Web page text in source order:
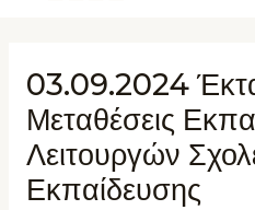
03.09.2024
Μεταθέσεις
Λειτουργών
Εκπαίδευσης